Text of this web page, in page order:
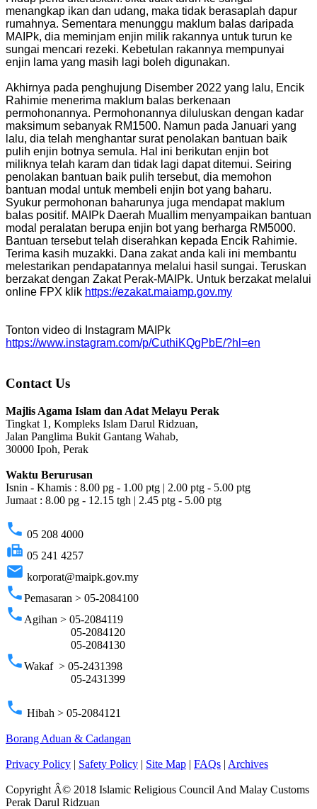
menangkap ikan dan udang, maka tidak berasaplah dapur
rumahnya. Sementara menunggu maklum balas daripada
MAIPk, dia meminjam enjin milik rakannya untuk turun ke
sungai mencari rezeki. Kebetulan rakannya mempunyai
enjin lama yang masih lagi boleh digunakan.
Akhirnya pada penghujung Disember 2022 yang lalu, Encik
Rahimie menerima maklum balas berkenaan
permohonannya. Permohonannya diluluskan dengan kadar
maksimum sebanyak RM1500. Namun pada Januari yang
lalu, dia telah menghantar surat penolakan bantuan baik
pulih enjin botnya semula. Hal ini berikutan enjin bot
miliknya telah karam dan tidak lagi dapat ditemui. Seiring
penolakan bantuan baik pulih tersebut, dia memohon
bantuan modal untuk membeli enjin bot yang baharu.
Syukur permohonan baharunya juga mendapat maklum
balas positif. MAIPk Daerah Muallim menyampaikan bantuan
modal peralatan berupa enjin bot yang berharga RM5000.
Bantuan tersebut telah diserahkan kepada Encik Rahimie.
Terima kasih muzakki. Dana zakat anda kali ini membantu
melestarikan pendapatannya melalui hasil sungai. Teruskan
berzakat dengan Zakat Perak-MAIPk. Untuk berzakat melalui
online FPX klik https://ezakat.maiamp.gov.my
Tonton video di Instagram MAIPk
https://www.instagram.com/p/CuthiKQgPbE/?hl=en
Contact Us
Majlis Agama Islam dan Adat Melayu Perak
Tingkat 1, Kompleks Islam Darul Ridzuan,
Jalan Panglima Bukit Gantang Wahab,
30000 Ipoh, Perak
Waktu Berurusan
Isnin - Khamis : 8.00 pg - 1.00 ptg | 2.00 ptg - 5.00 ptg
Jumaat : 8.00 pg - 12.15 tgh | 2.45 ptg - 5.00 ptg
phone 05 208 4000
fax 05 241 4257
email korporat@maipk.gov.my
phonePemasaran > 05-2084100
phone Agihan > 05-2084119
05-2084120
05-2084130
phoneWakaf > 05-2431398
05-2431399
phone Hibah > 05-2084121
Borang Aduan & Cadangan
Privacy Policy | Safety Policy | Site Map | FAQs | Archives
Copyright Â© 2018 Islamic Religious Council And Malay Customs
Perak Darul Ridzuan